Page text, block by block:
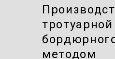
методом